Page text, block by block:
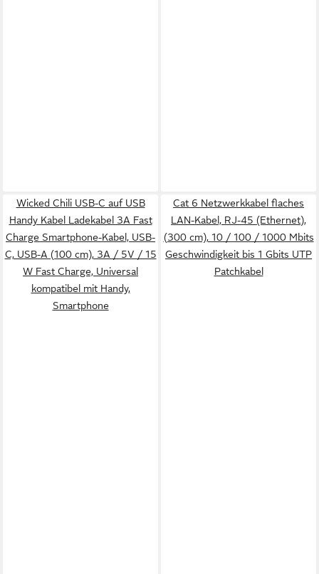
Wicked Chili USB-C auf USB
Handy Kabel Ladekabel 3A Fast
Charge Smartphone-Kabel, USB-
C, USB-A (100 cm), 3A / 5V / 15
W Fast Charge, Universal
kompatibel mit Handy,
Smartphone
Cat 6 Netzwerkkabel flaches
LAN-Kabel, RJ-45 (Ethernet),
(300 cm), 10 / 100 / 1000 Mbits
Geschwindigkeit bis 1 Gbits UTP
Patchkabel